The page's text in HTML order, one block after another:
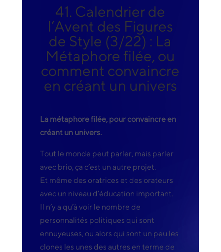
41. Calendrier de
l’Avent des Figures
de Style (3/22) : La
Métaphore filée, ou
comment convaincre
en créant un univers
La métaphore filée, pour convaincre en
créant un univers.
Tout le monde peut parler, mais parler
avec brio, ça c’est un autre projet.
Et même des oratrices et des orateurs
avec un niveau d’éducation important.
Il n’y a qu’à voir le nombre de
personnalités politiques qui sont
ennuyeuses, ou alors qui sont un peu les
clones les unes des autres en terme de